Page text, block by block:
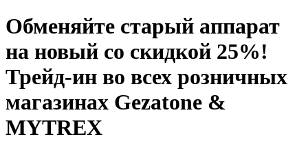
Обменяйте старый аппарат
на новый со скидкой 25%!
Трейд-ин во всех розничных
магазинах Gezatone &
MYTREX